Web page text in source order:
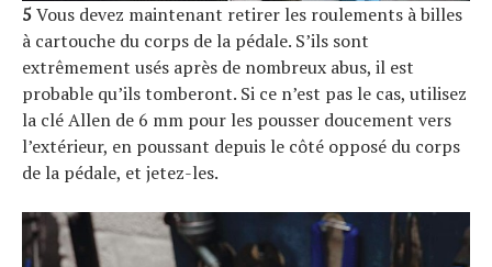
5Vous devez maintenant retirer les roulements à billes
à cartouche du corps de la pédale. S’ils sont
extrêmement usés après de nombreux abus, il est
probable qu’ils tomberont. Si ce n’est pas le cas, utilisez
la clé Allen de 6 mm pour les pousser doucement vers
l’extérieur, en poussant depuis le côté opposé du corps
de la pédale, et jetez-les.